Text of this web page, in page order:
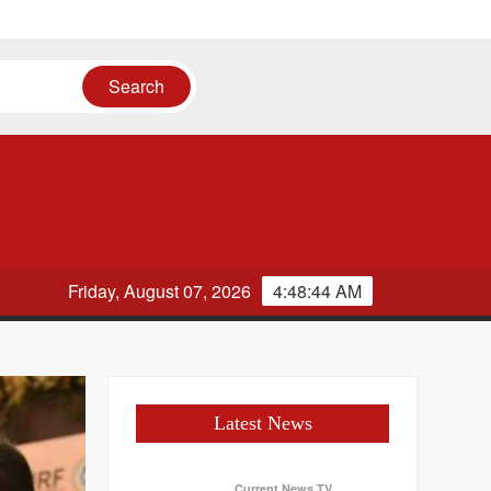
4:48:45 AM
Friday, August 07, 2026
Latest News